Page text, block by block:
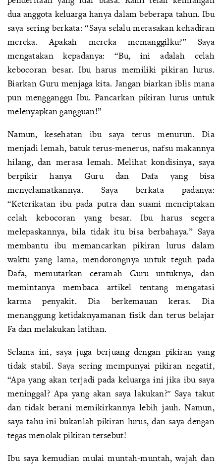
dua anggota keluarga hanya dalam beberapa tahun. Ibu
saya sering berkata: “Saya selalu merasakan kehadiran
mereka. Apakah mereka memanggilku?” Saya
mengatakan kepadanya: “Bu, ini adalah celah
kebocoran besar. Ibu harus memiliki pikiran lurus.
Biarkan Guru menjaga kita. Jangan biarkan iblis mana
pun mengganggu Ibu. Pancarkan pikiran lurus untuk
melenyapkan gangguan!”
Namun, kesehatan ibu saya terus menurun. Dia
menjadi lemah, batuk terus-menerus, nafsu makannya
hilang, dan merasa lemah. Melihat kondisinya, saya
berpikir hanya Guru dan Dafa yang bisa
menyelamatkannya. Saya berkata padanya:
“Keterikatan ibu pada putra dan suami menciptakan
celah kebocoran yang besar. Ibu harus segera
melepaskannya, bila tidak itu bisa berbahaya.” Saya
membantu ibu memancarkan pikiran lurus dalam
waktu yang lama, mendorongnya untuk teguh pada
Dafa, memutarkan ceramah Guru untuknya, dan
memintanya membaca artikel tentang mengatasi
karma penyakit. Dia berkemauan keras. Dia
menanggung ketidaknyamanan fisik dan terus belajar
Fa dan melakukan latihan.
Selama ini, saya juga berjuang dengan pikiran yang
tidak stabil. Saya sering mempunyai pikiran negatif,
“Apa yang akan terjadi pada keluarga ini jika ibu saya
meninggal? Apa yang akan saya lakukan?" Saya takut
dan tidak berani memikirkannya lebih jauh. Namun,
saya tahu ini bukanlah pikiran lurus, dan saya dengan
tegas menolak pikiran tersebut!
Ibu saya kemudian mulai muntah-muntah, wajah dan